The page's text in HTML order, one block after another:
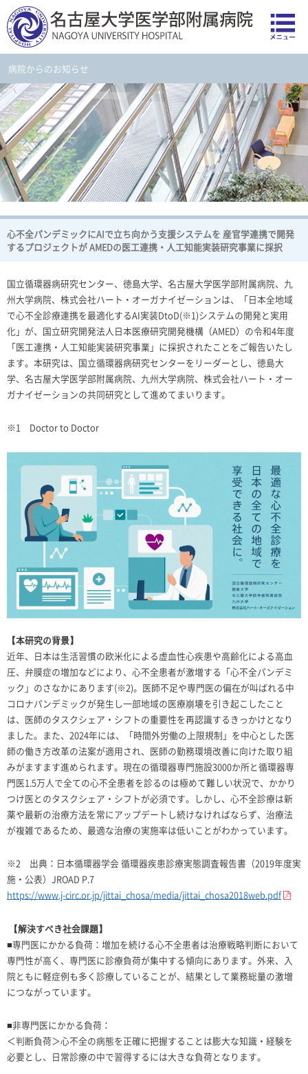
病院からのお知らせ
心不全パンデミックにAIで立ち向かう支援システムを 産官学連携で開発
するプロジェクトが AMEDの医工連携・人工知能実装研究事業に採択
国立循環器病研究センター、徳島大学、名古屋大学医学部附属病院、九
州大学病院、株式会社ハート・オーガナイゼーションは、「日本全地域
で心不全診療連携を最適化するAI実装DtoD(※1)システムの開発と実用
化」が、国立研究開発法人日本医療研究開発機構（AMED）の令和4年度
「医工連携・人工知能実装研究事業」に採択されたことをご報告いたし
ます。本研究は、国立循環器病研究センターをリーダーとし、徳島大
学、名古屋大学医学部附属病院、九州大学病院、株式会社ハート・オー
ガナイゼーションの共同研究として進めてまいります。
※1 Doctor to Doctor
【本研究の背景】
近年、日本は生活習慣の欧米化による虚血性心疾患や高齢化による高血
圧、弁膜症の増加などにより、心不全患者が激増する「心不全パンデミ
ック」のさなかにあります(※2)。医師不足や専門医の偏在が叫ばれる中
コロナパンデミックが発生し一部地域の医療崩壊を引き起こしたこと
は、医師のタスクシェア・シフトの重要性を再認識するきっかけとなり
ました。また、 2024年には、「時間外労働の上限規制」を中心とした医
師の働き方改革の法案が適用され、医師の勤務環境改善に向けた取り組
みがますます進められます。現在の循環器専門施設3000か所と循環器専
門医1.5万人で全ての心不全患者を診るのは極めて難しい状況で、かかり
つけ医とのタスクシェア・シフトが必須です。しかし、心不全診療は新
薬や最新の治療方法を常にアップデートし続けなければならず、治療法
が複雑であるため、最適な治療の実施率は低いことがわかっています。
※2 出典：日本循環器学会 循環器疾患診療実態調査報告書（2019年度実
施・公表）
JROAD P.7
https://www.j-circ.or.jp/jittai_chosa/media/jittai_chosa2018web.pdf
【解決すべき社会課題】
■専門医にかかる負荷：増加を続ける心不全患者は治療戦略判断において
専門性が高く、専門医に診療負荷が集中する傾向にあります。外来、入
院ともに軽症例も多く診療していることが、結果として業務総量の激増
につながっています。
■非専門医にかかる負荷：
＜判断負荷＞心不全の病態を正確に把握することは膨大な知識・経験を
必要とし、日常診療の中で習得するには大きな負荷となります。